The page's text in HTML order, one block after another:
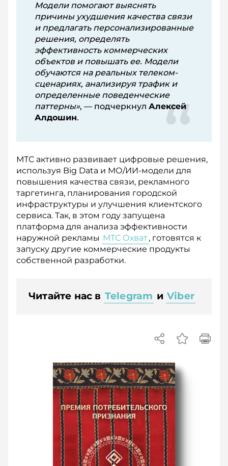
Модели помогают выяснять
причины ухудшения качества связи
и предлагать персонализированные
решения, определять
эффективность коммерческих
объектов и повышать ее. Модели
обучаются на реальных телеком-
сценариях, анализируя трафик и
определенные поведенческие
паттерны», — подчеркнул Алексей
Алдошин.
МТС активно развивает цифровые решения,
используя Big Data и МО/ИИ-модели для
повышения качества связи, рекламного
таргетинга, планирования городской
инфраструктуры и улучшения клиентского
сервиса. Так, в этом году запущена
платформа для анализа эффективности
наружной рекламы МТС Охват, готовятся к
запуску другие коммерческие продукты
собственной разработки.
Читайте нас в Telegram и Viber